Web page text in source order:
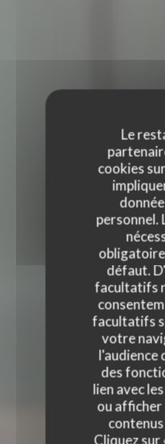
Le
cookies
personnel.
défaut.
facultatifs
facultatifs
votre
l'audience
des
lien avec
ou afficher
Cliquez sur
TERRA
TERRA